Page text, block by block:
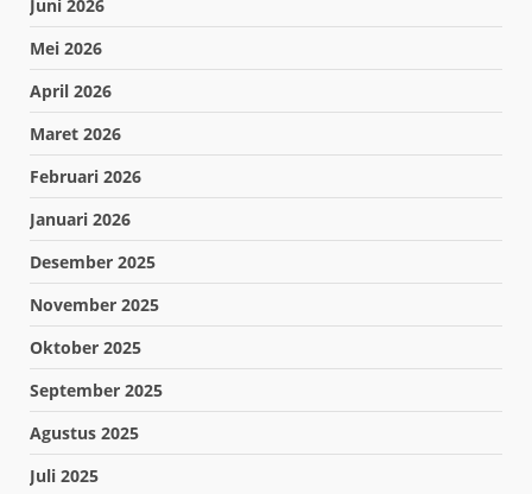
Juni 2026
Mei 2026
April 2026
Maret 2026
Februari 2026
Januari 2026
Desember 2025
November 2025
Oktober 2025
September 2025
Agustus 2025
Juli 2025